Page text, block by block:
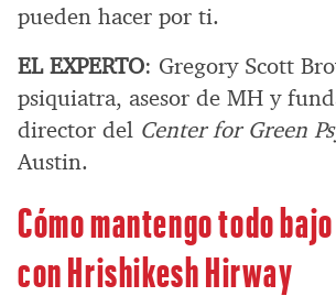
pueden hacer por ti.
EL EXPERTO: Gregory Scott
psiquiatra, asesor de MH y
director del Center for Green
Austin.
Cómo mantengo todo
con Hrishikesh Hirway